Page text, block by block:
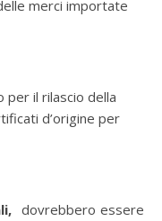
merci importate
il rilascio della
d’origine per
dovrebbero essere